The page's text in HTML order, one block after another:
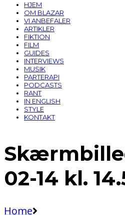
HJEM
OM BLAZAR
VI ANBEFALER
ARTIKLER
FIKTION
FILM
GUIDES
INTERVIEWS
MUSIK
PARTERAPI
PODCASTS
RANT
IN ENGLISH
STYLE
KONTAKT
02-14 kl.
Home